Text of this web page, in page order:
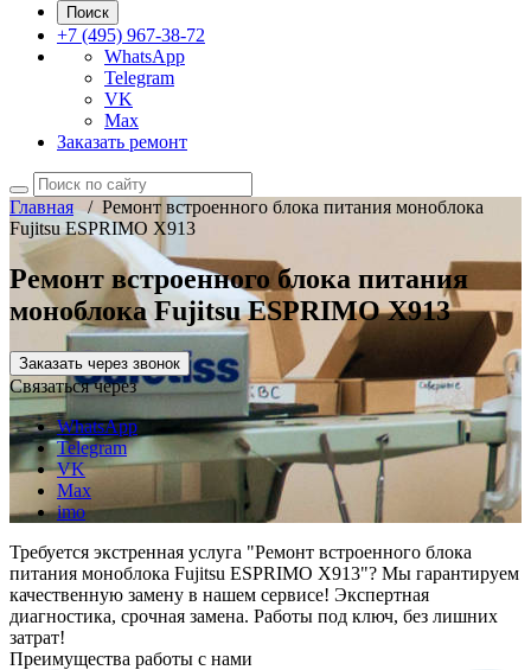
Поиск
+7 (495) 967-38-72
WhatsApp
Telegram
VK
Max
Заказать ремонт
Главная/ Ремонт встроенного блока питания моноблока
Fujitsu ESPRIMO X913
Ремонт встроенного блока питания
моноблока Fujitsu ESPRIMO X913
Заказать через звонок
Связаться через
WhatsApp
Telegram
VK
Max
imo
Требуется экстренная услуга "Ремонт встроенного блока
питания моноблока Fujitsu ESPRIMO X913"? Мы гарантируем
качественную замену в нашем сервисе! Экспертная
диагностика, срочная замена. Работы под ключ, без лишних
затрат!
Преимущества работы с нами